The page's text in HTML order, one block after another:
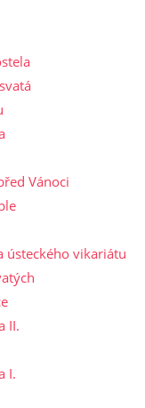
Vánoci
ústeckého vikariátu
II.
I.